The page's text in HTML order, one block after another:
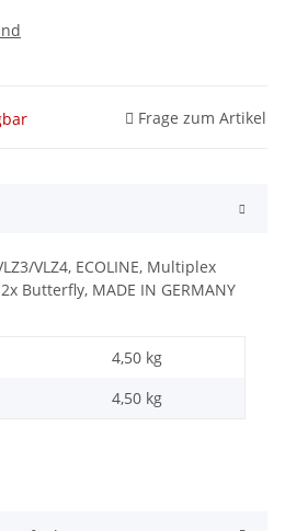
Frage zum Artikel
VLZ4, ECOLINE, Multiplex
Butterfly, MADE IN GERMANY
4,50 kg
4,50 kg